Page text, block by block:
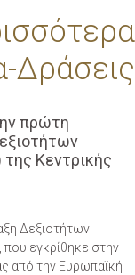
Δράσεις
πρώτη
Κεντρικής
Δεξιοτήτων
εγκρίθηκε στην
από την Ευρωπαϊκή